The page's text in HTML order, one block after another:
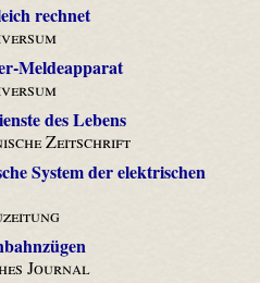
rechnet
Meldeapparat
des Lebens
Zeitschrift
System der elektrischen
Journal